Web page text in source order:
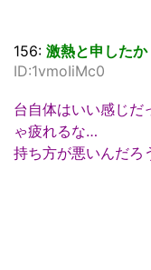
156: 激熱と申したか
ID:1vmoIiMc0
台自体はいい感じだ
ゃ疲れるな…
持ち方が悪いんだろ